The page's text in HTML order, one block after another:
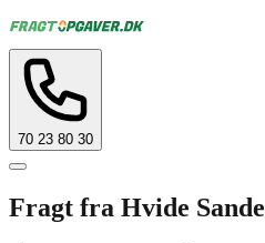
70 23 80 30
Fragt fra Hvide Sande